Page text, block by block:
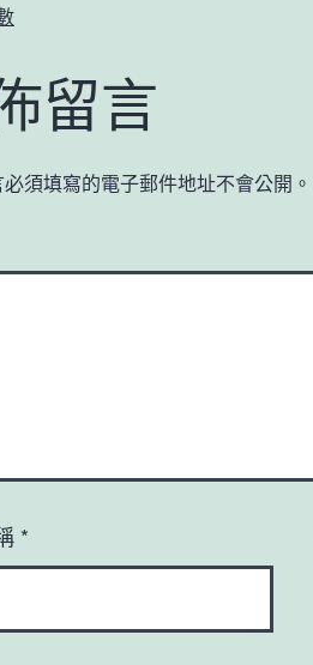
留言
須填寫的電子郵件地址不會公開。
*